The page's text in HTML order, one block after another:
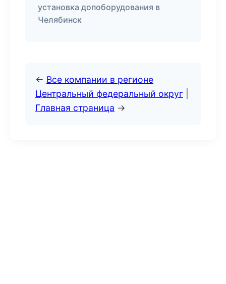
установка допоборудования в
Челябинск
← Все компании в регионе
Центральный федеральный округ
Главная страница →